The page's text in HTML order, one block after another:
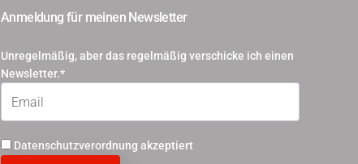
Anmeldung für meinen Newsletter
Unregelmäßig, aber das regelmäßig verschicke ich einen
Newsletter.*
Datenschutzverordnung akzeptiert